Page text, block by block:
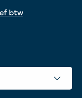
btw